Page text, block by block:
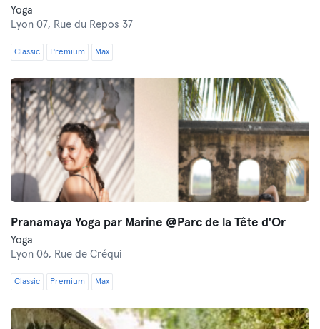
Yoga
Lyon 07, Rue du Repos 37
Classic Premium Max
Pranamaya Yoga par Marine @Parc de la Tête d'Or
Yoga
Lyon 06, Rue de Créqui
Classic Premium Max